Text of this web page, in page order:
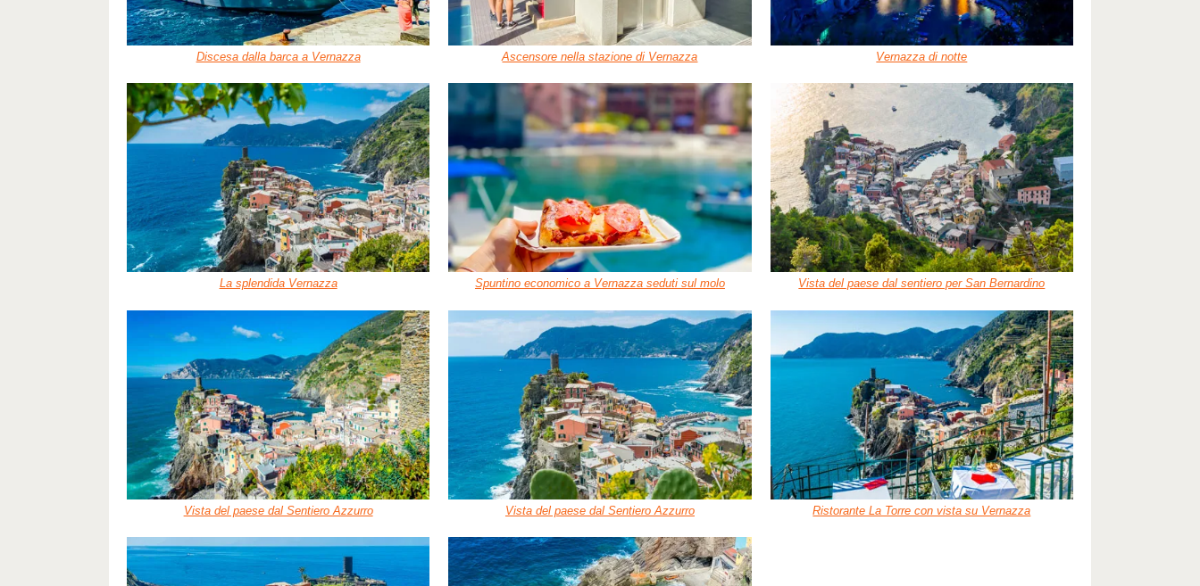
Discesa dalla barca a Vernazza Ascensore nella stazione di Vernazza Vernazza di notte
La splendida Vernazza Spuntino economico a Vernazza seduti sul molo Vista del paese dal sentiero per San Bernardino
Vista del paese dal Sentiero Azzurro Vista del paese dal Sentiero Azzurro Ristorante La Torre con vista su Vernazza